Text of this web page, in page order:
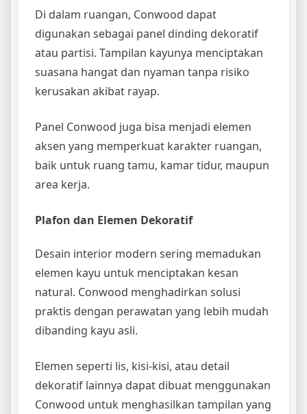
Di dalam ruangan, Conwood dapat
digunakan sebagai panel dinding dekoratif
atau partisi. Tampilan kayunya menciptakan
suasana hangat dan nyaman tanpa risiko
kerusakan akibat rayap.
Panel Conwood juga bisa menjadi elemen
aksen yang memperkuat karakter ruangan,
baik untuk ruang tamu, kamar tidur, maupun
area kerja.
Plafon dan Elemen Dekoratif
Desain interior modern sering memadukan
elemen kayu untuk menciptakan kesan
natural. Conwood menghadirkan solusi
praktis dengan perawatan yang lebih mudah
dibanding kayu asli.
Elemen seperti lis, kisi-kisi, atau detail
dekoratif lainnya dapat dibuat menggunakan
Conwood untuk menghasilkan tampilan yang